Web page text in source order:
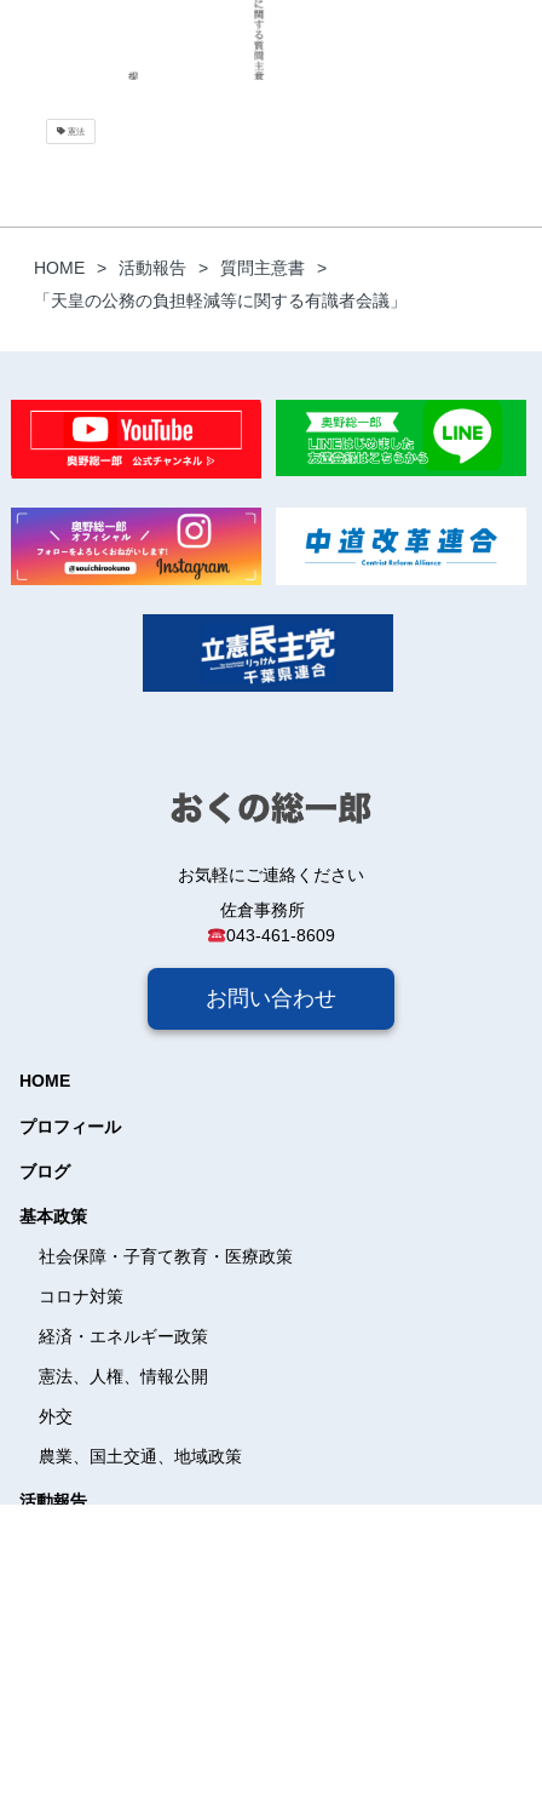
憲法
HOME 活動報告
質問主意書
「天皇の公務の負担軽減等に関する有識者会議」
お気軽にご連絡ください
佐倉事務所
043-461-8609
お問い合わせ
HOME
プロフィール
ブログ
基本政策
社会保障・子育て教育・ 医療政策
コロナ対策
経済・エネルギー政策
憲法、人権、情報公開
外交
農業、国土交通、地域政策
活動報告